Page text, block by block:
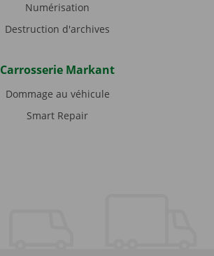
Numérisation
Destruction d'archives
Carrosserie Markant
Dommage au véhicule
Smart Repair